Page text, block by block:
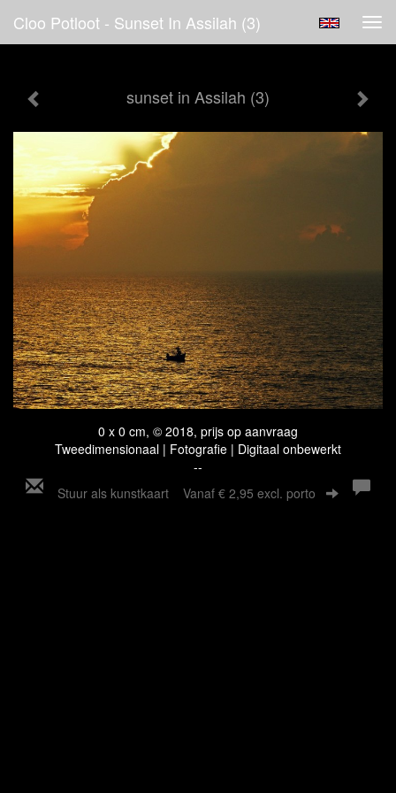
Cloo Potloot - Sunset In Assilah (3)
sunset in Assilah (3)
0 x 0 cm, © 2018, prijs op aanvraag
Tweedimensionaal | Fotografie | Digitaal onbewerkt
--
Stuur als kunstkaart Vanaf € 2,95 excl. porto